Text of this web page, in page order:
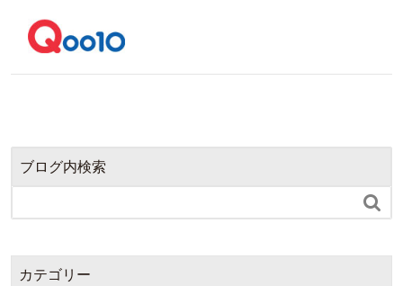
ブログ内検索

カテゴリー